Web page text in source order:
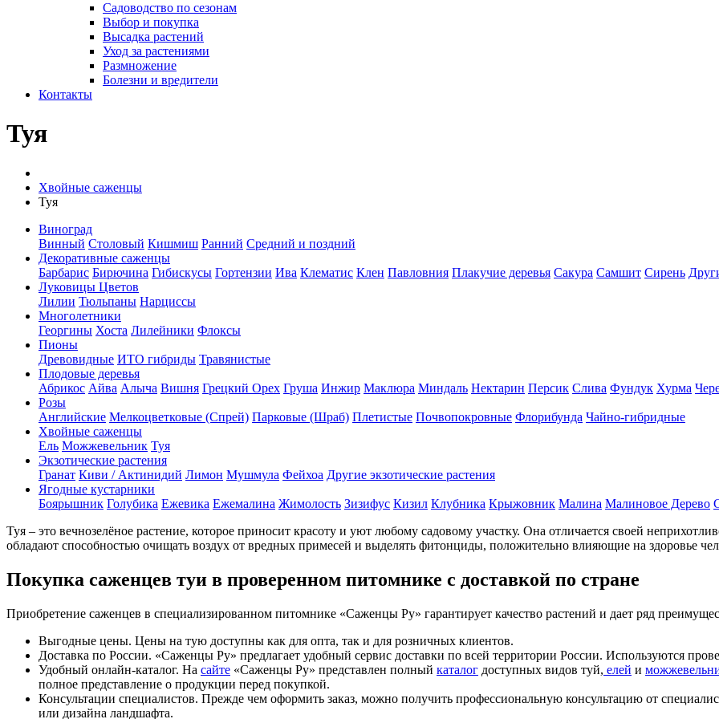
Садоводство по сезонам
Выбор и покупка
Высадка растений
Уход за растениями
Размножение
Болезни и вредители
Контакты
Туя
Хвойные саженцы
Туя
Виноград
Винный Столовый Кишмиш Ранний Средний и поздний
Декоративные саженцы
Барбарис Бирючина Гибискусы Гортензии Ива Клематис Клен Павловния Плакучие деревья Сакура Самшит Сирень
Луковицы Цветов
Лилии Тюльпаны Нарциссы
Многолетники
Георгины Хоста Лилейники Флоксы
Пионы
Древовидные ИТО гибриды Травянистые
Плодовые деревья
Абрикос Айва Алыча Вишня Грецкий Орех Груша Инжир Маклюра Миндаль Нектарин Персик Слива Фундук Хурма
Розы
Английские Мелкоцветковые (Спрей) Парковые (Шраб) Плетистые Почвопокровные Флорибунда Чайно-гибридные
Хвойные саженцы
Ель Можжевельник Туя
Экзотические растения
Гранат Киви / Актинидий Лимон Мушмула Фейхоа Другие экзотические растения
Ягодные кустарники
Боярышник Голубика Ежевика Ежемалина Жимолость Зизифус Кизил Клубника Крыжовник Малина Малиновое Дерево
Туя – это вечнозелёное растение, которое приносит красоту и уют любому садовому участку. Она отличается своей
обладают способностью очищать воздух от вредных примесей и выделять фитонциды, положительно влияющие на здоровье
Покупка саженцев туи в проверенном питомнике с доставкой по стране
Приобретение саженцев в специализированном питомнике «Саженцы Ру» гарантирует качество растений и дает ряд
Выгодные цены. Цены на тую доступны как для опта, так и для розничных клиентов.
Доставка по России. «Саженцы Ру» предлагает удобный сервис доставки по всей территории России. Используются
Удобный онлайн-каталог. На сайте «Саженцы Ру» представлен полный каталог доступных видов туй, елей и
полное представление о продукции перед покупкой.
Консультации специалистов. Прежде чем оформить заказ, можно получить профессиональную консультацию от
или дизайна ландшафта.